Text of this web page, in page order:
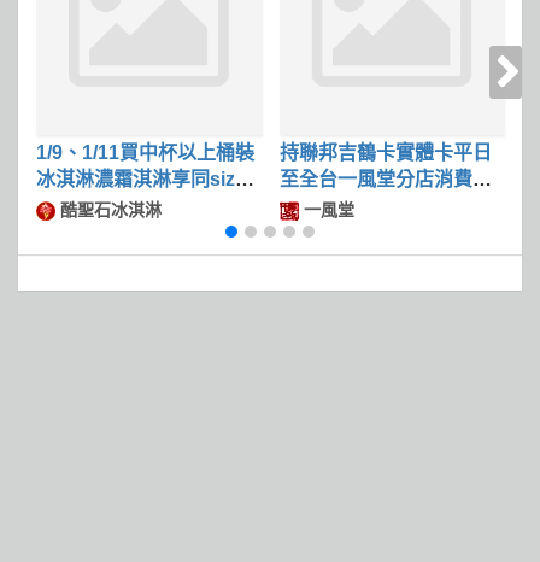
1/9、1/11買中杯以上桶裝
冰淇淋濃霜淇淋享同size
冰淇淋第二件50
酷聖石冰淇淋
持聯邦吉鶴卡實體卡平日
至全台一風堂分店消費滿
$600可現折$50
一風堂